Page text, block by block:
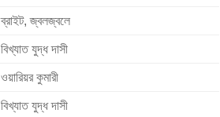
ব্রাইট, জ্বলজ্বলে
বিখ্যাত যুদ্ধ দাসী
ওয়ারিয়র কুমারী
বিখ্যাত যুদ্ধ দাসী